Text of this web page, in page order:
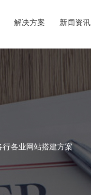
解决方案 新闻资讯
行各业网站搭建方案